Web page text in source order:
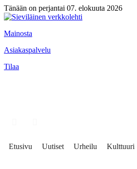
Tänään on perjantai 07. elokuuta 2026
Mainosta
Asiakaspalvelu
Tilaa
Etusivu Uutiset Urheilu Kulttuuri